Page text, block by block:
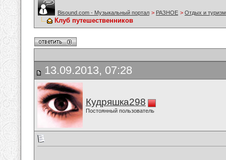
Bisound.com - Музыкальный портал > РАЗНОЕ > Отдых и туризм
Клуб путешественников
13.09.2013, 07:28
Кудряшка298
Постоянный пользователь